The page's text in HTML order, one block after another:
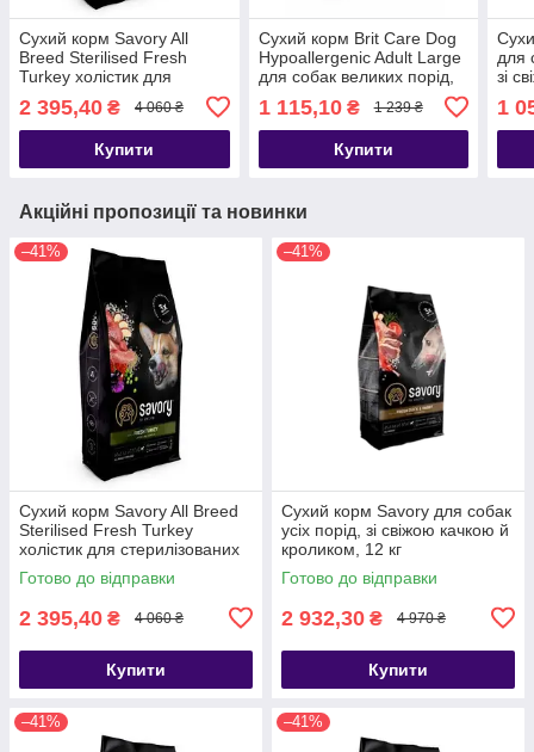
Сухий корм Savory All
Breed Sterilised Fresh
Turkey холістик для
стерилізованих собак усіх
порід зі свіжою індичкою
12 кг
2 395,40 ₴ 4 060 ₴
Купити
Сухий корм Brit Care Dog
Hypoallergenic Adult Large
для собак великих порід,
гіпоалергенний з ягням, 3
кг
1 115,10₴ 1 239 ₴
Купити
для
зі
1
Акційні пропозиції та новинки
–41%
Сухий корм Savory All Breed
Sterilised Fresh Turkey
холістик для стерилізованих
собак усіх порід зі свіжою
індичкою 12 кг
Готово до відправки
2 395,40 ₴ 4 060 ₴
Купити
–41%
Сухий корм Savory для собак
усіх порід, зі свіжою качкою й
кроликом, 12 кг
Готово до відправки
2 932,30 ₴ 4 970 ₴
Купити
–41% –41%